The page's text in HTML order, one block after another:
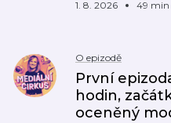
1. 8. 2026 49 min
O epizodě
První
hodin,
oceněný